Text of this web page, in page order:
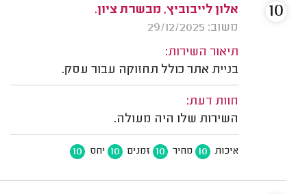
אלון לייבוביץ, מבשרת ציון.
משוב: 29/12/2025
תיאור השירות:
בניית אתר כולל תחזוקה עבור עסק.
חוות דעת:
השירות שלו היה מעולה.
איכות 10 מחיר 10 זמנים 10 יחס 10
10